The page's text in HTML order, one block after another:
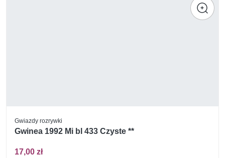
Gwiazdy rozrywki
Gwinea 1992 Mi bl 433 Czyste **
17,00 zł